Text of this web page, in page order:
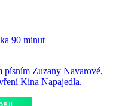
90 minut
písním Zuzany Navarové,
Kina Napajedla.